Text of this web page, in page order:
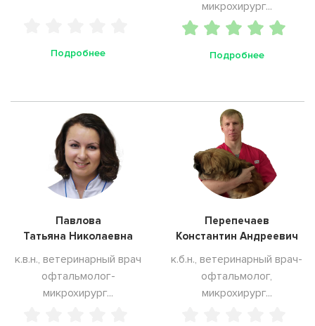
Подробнее
микрохирург...
Подробнее
Павлова
Татьяна Николаевна
к.в.н., ветеринарный врач
офтальмолог-
микрохирург...
Перепечаев
Константин Андреевич
к.б.н., ветеринарный врач-
офтальмолог,
микрохирург...